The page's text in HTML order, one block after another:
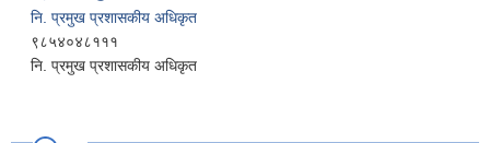
नि. प्रमुख प्रशासकीय अधिकृत
९८५४०४८१११
नि. प्रमुख प्रशासकीय अधिकृत